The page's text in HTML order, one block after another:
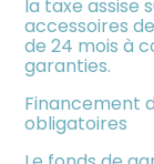
la taxe assise
accessoires
de 24 mois à
garanties.
Financement
obligatoires